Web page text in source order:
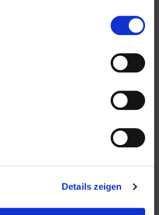
Details zeigen